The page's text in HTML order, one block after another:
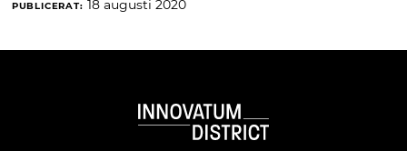
PUBLICERAT: 18 augusti 2020